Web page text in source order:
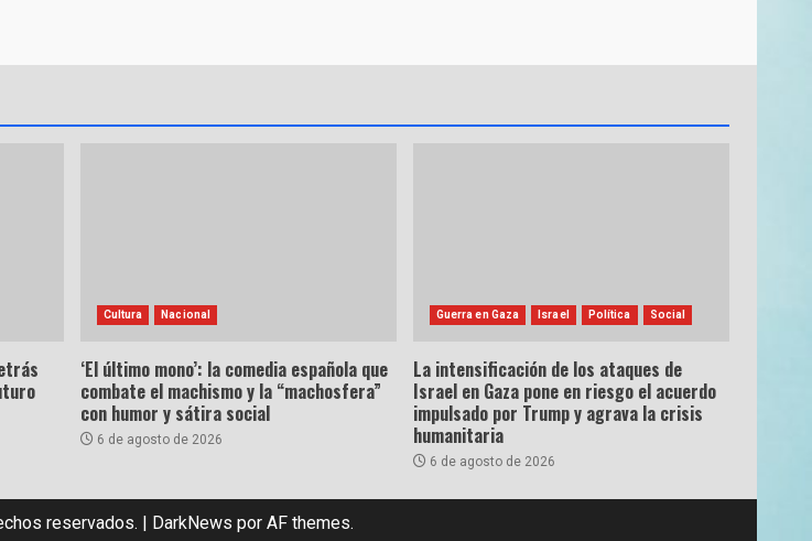
Cultura Nacional
‘El último mono’: la comedia española que
combate el machismo y la “machosfera”
con humor y sátira social
6 de agosto de 2026
Guerra en Gaza Israel Política Social
La intensificación de los ataques de
Israel en Gaza pone en riesgo el acuerdo
impulsado por Trump y agrava la crisis
humanitaria
6 de agosto de 2026
reservados. | DarkNews por AF themes.